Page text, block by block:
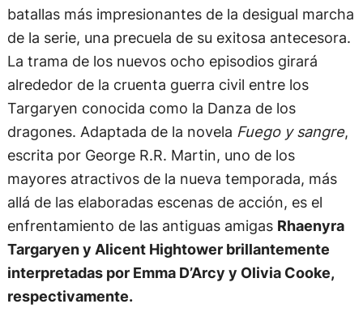
batallas más impresionantes de la desigual marcha
de la serie, una precuela de su exitosa antecesora.
La trama de los nuevos ocho episodios girará
alrededor de la cruenta guerra civil entre los
Targaryen conocida como la Danza de los
dragones. Adaptada de la novela Fuego y sangre,
escrita por George R.R. Martin, uno de los
mayores atractivos de la nueva temporada, más
allá de las elaboradas escenas de acción, es el
enfrentamiento de las antiguas amigas Rhaenyra
Targaryen y Alicent Hightower brillantemente
interpretadas por Emma D’Arcy y Olivia Cooke,
respectivamente.